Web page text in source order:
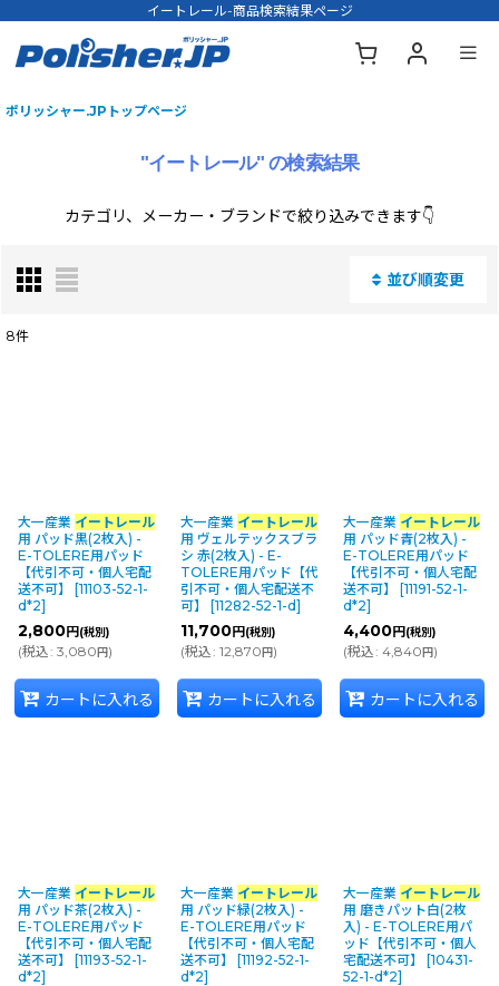
イートレール-商品検索結果ページ
ポリッシャー.JPトップページ
"イートレール" の検索結果
カテゴリ、メーカー・ブランドで絞り込みできます👇
並び順変更
並び順:
カテゴリ
メーカー・ブランド
8件
大一産業 イートレール
用 パッド黒(2枚入) -
E-TOLERE用パッド
【代引不可・個人宅配
送不可】
[11103-52-1-
d*2]
2,800円 (税別)
(税込: 3,080円)
カートに入れる
大一産業 イートレール
用 ヴェルテックスブラ
シ 赤(2枚入) - E-
TOLERE用パッド【代
引不可・個人宅配送不
可】
[11282-52-1-d]
11,700円 (税別)
(税込: 12,870円)
カートに入れる
大一産業 イートレール
用 パッド青(2枚入) -
E-TOLERE用パッド
【代引不可・個人宅配
送不可】
[11191-52-1-
d*2]
4,400円 (税別)
(税込: 4,840円)
カートに入れる
大一産業 イートレール
用 パッド茶(2枚入) -
E-TOLERE用パッド
【代引不可・個人宅配
送不可】
[11193-52-1-
d*2]
大一産業 イートレール
用 パッド緑(2枚入) -
E-TOLERE用パッド
【代引不可・個人宅配
送不可】
[11192-52-1-
d*2]
大一産業 イートレール
用 磨きパット白(2枚
入) - E-TOLERE用パ
ッド【代引不可・個人
宅配送不可】
[10431-
52-1-d*2]